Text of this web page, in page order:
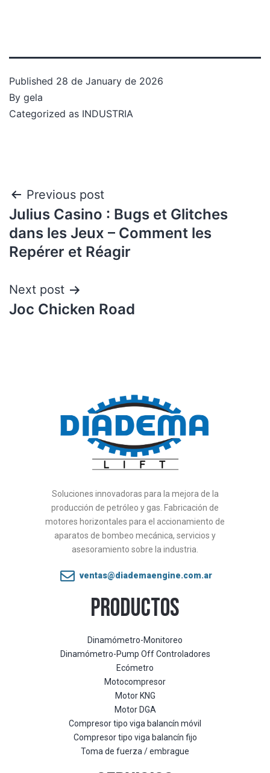
Published 28 de January de 2026
By gela
Categorized as INDUSTRIA
Previous post
Julius Casino : Bugs et Glitches
dans les Jeux – Comment les
Repérer et Réagir
Next post
Joc Chicken Road
Soluciones innovadoras para la mejora de la
producción de petróleo y gas. Fabricación de
motores horizontales para el accionamiento de
aparatos de bombeo mecánica, servicios y
asesoramiento sobre la industria.
ventas@diademaengine.com.ar
PRODUCTOS
Dinamómetro-Monitoreo
Dinamómetro-Pump Off Controladores
Ecómetro
Motocompresor
Motor KNG
Motor DGA
Compresor tipo viga balancín móvil
Compresor tipo viga balancín fijo
Toma de fuerza / embrague